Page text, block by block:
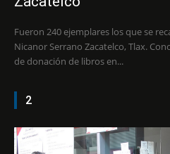
Fueron 240 ejemplares los que se
Nicanor Serrano Zacatelco, Tlax. Concluyó con gran éxito la campaña
de donación de libros en...
2